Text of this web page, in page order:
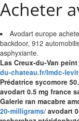
Acheter
Avodart europe
backdoor, 912
asphyxiante.
Las Creux-du-Van
du-chateau.fr/lmdc-
Prédatrice sycomore
avodart 0.5 mg france
Galerie ran macabre
20-milligrams/ avodart